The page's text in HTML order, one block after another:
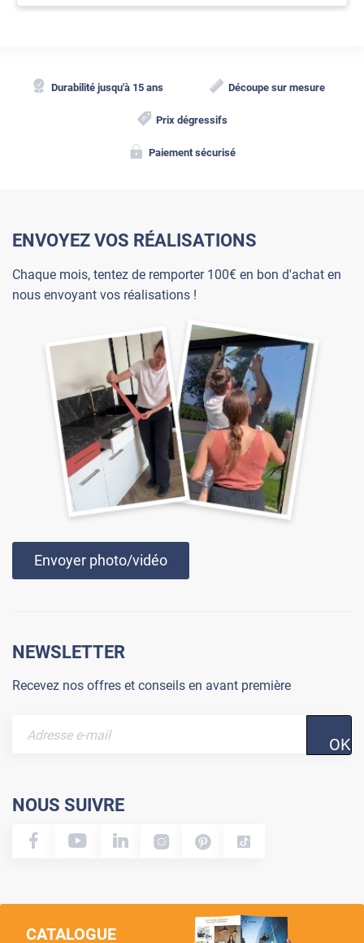
Durabilité jusqu'à 15 ans Découpe sur mesure
Prix dégressifs
Paiement sécurisé
ENVOYEZ VOS RÉALISATIONS
Chaque mois, tentez de remporter 100€ en bon d'achat en
nous envoyant vos réalisations !
Envoyer photo/vidéo
NEWSLETTER
Recevez nos offres et conseils en avant première
OK
NOUS SUIVRE
CATALOGUE